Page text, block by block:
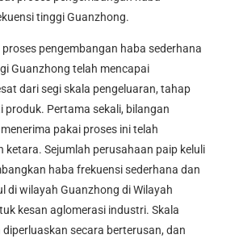
tinggi Guanzhong.
pengembangan haba sederhana
Guanzhong telah mencapai
dari segi skala pengeluaran, tahap
produk. Pertama sekali, bilangan
pakai proses ini telah
ketara. Sejumlah perusahaan paip keluli
haba frekuensi sederhana dan
di wilayah Guanzhong di Wilayah
kesan aglomerasi industri. Skala
secara berterusan, dan